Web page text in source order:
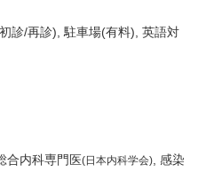
診/再診) 駐車場(有料) 英語対
合内科専門医(日本内科学会) 感染